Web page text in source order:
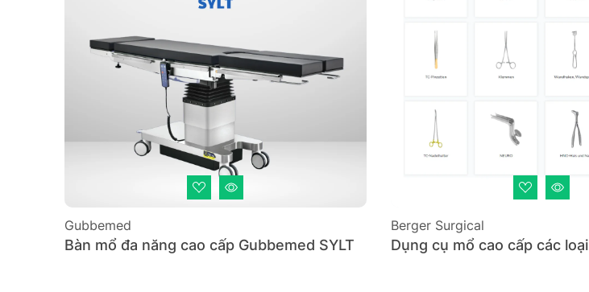
Gubbemed
Bàn mổ đa năng cao cấp Gubbemed SYLT
Berger Surgical
Dụng cụ mổ cao cấp các loại